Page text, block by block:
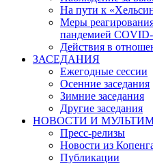
На пути к
Меры
пандемией
Действия в
ЗАСЕДАНИЯ
Ежегодные сессии
Осенние заседания
Зимние заседания
Другие заседания
НОВОСТИ И
Пресс-релизы
Новости из
Публикации